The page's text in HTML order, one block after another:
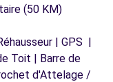
(50 KM)
| GPS |
Toit | Barre de
d'Attelage /